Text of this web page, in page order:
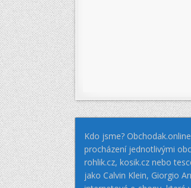
Kdo jsme?
procházení jednotlivými
rohlik.cz, kosik.cz nebo
jako Calvin Klein, Giorgio